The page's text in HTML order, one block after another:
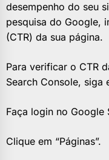
desempenho do seu
pesquisa do Google,
(CTR) da sua página.
Para verificar o CTR
Search Console, siga
Faça login no Google
Clique em “Páginas”.